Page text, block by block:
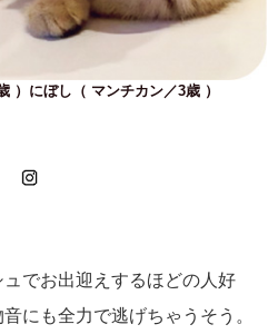
）にぼし（ マンチカン／3歳 ）
でお出迎えするほどの人好
にも全力で逃げちゃうそう。